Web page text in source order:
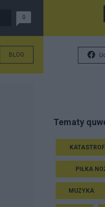
0
BLOG
Tematy
PIŁKA
MUZYKA